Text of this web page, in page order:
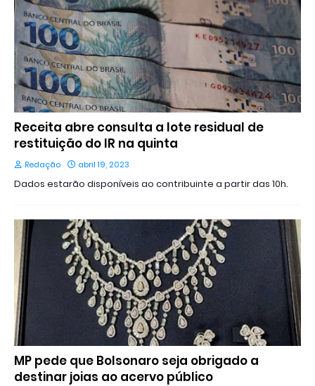
Receita abre consulta a lote residual de
restituição do IR na quinta
Redação abril 19, 2023
Dados estarão disponíveis ao contribuinte a partir das 10h.
MP pede que Bolsonaro seja obrigado a
destinar joias ao acervo público